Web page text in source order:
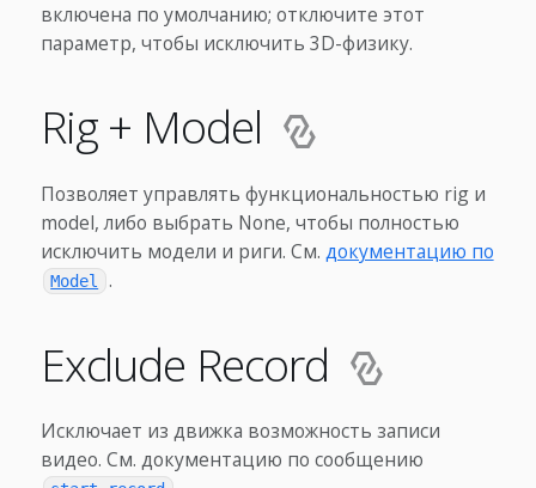
включена по умолчанию; отключите этот
параметр, чтобы исключить 3D-физику.
Rig + Model
Позволяет управлять функциональностью rig и
model, либо выбрать None, чтобы полностью
исключить модели и риги. См. документацию по
Model .
Exclude Record
Исключает из движка возможность записи
видео. См. документацию по сообщению